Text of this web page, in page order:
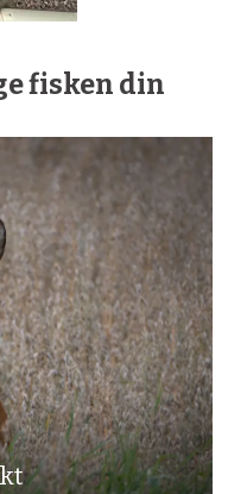
fisken din